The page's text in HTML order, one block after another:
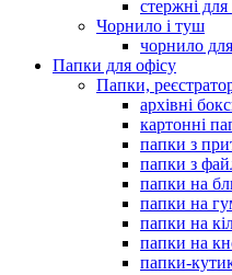
стержні
Чорнило і туш
чорнило
Папки для офісу
Папки,
архівні
картонні
папки з
папки з
папки на
папки на
папки на
папки на
папки-